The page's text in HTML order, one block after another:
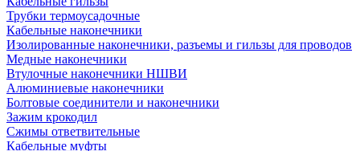
Трубки термоусадочные
Кабельные наконечники
Изолированные наконечники, разъемы и гильзы для проводов
Медные наконечники
Втулочные наконечники НШВИ
Алюминиевые наконечники
Болтовые соединители и наконечники
Зажим крокодил
Сжимы ответвительные
Кабельные муфты